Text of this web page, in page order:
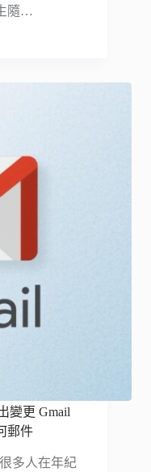
隨…
變更 Gmail
郵件
多人在年紀